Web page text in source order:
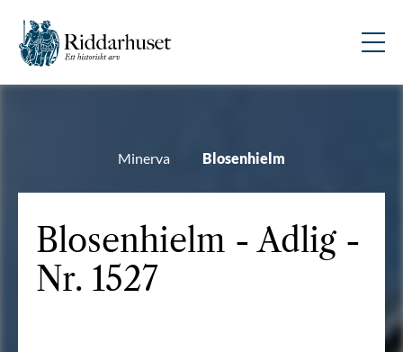
Minerva Blosenhielm
Blosenhielm - Adlig -
Nr. 1527